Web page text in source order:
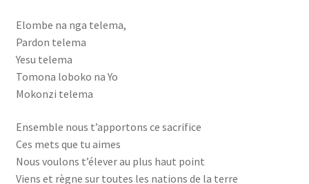
Validation de la commande
Vente des livres
Vente online
Elombe na nga telema,
Pardon telema
Yesu telema
Tomona loboko na Yo
Mokonzi telema
Ensemble nous t’apportons ce sacrifice
Ces mets que tu aimes
Nous voulons t’élever au plus haut point
Viens et règne sur toutes les nations de la terre